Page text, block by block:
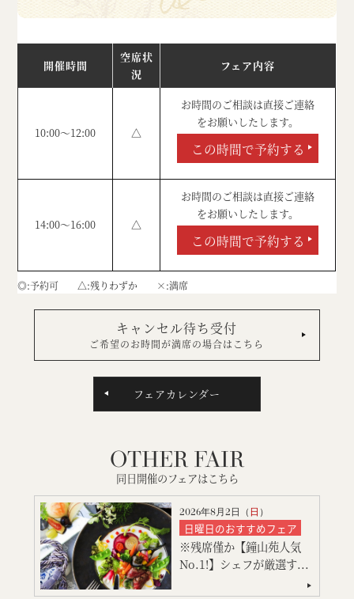
開催時間
空席状
況
フェア内容
10:00～12:00 △
お時間のご相談は直接ご連絡
をお願いしたします。
この時間で予約する
14:00～16:00 △
お時間のご相談は直接ご連絡
をお願いしたします。
この時間で予約する
◎ 予約可 △ 残りわずか × 満席
キャンセル待ち受付
ご希望のお時間が満席の場合はこちら
フェアカレンダー
OTHER FAIR
同日開催のフェアはこちら
2026年8月2日（ 日 ）
日曜日のおすすめフェア
シェフ厳選、美食料理の試
食
※残席僅か【鐘山苑人気
No.1!】シェフが厳選す...